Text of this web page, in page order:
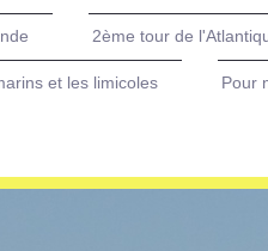
2ème tour de
et les limicoles Pour